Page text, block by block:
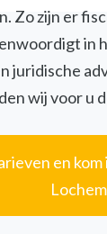
Zo zijn er
in
juridische
wij voor u
en
Lochem